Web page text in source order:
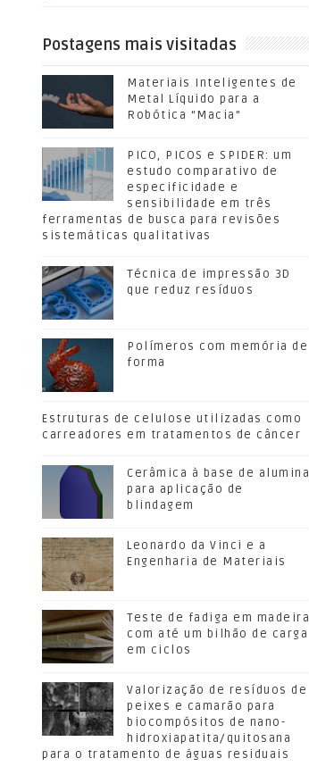
Postagens mais visitadas
Materiais Inteligentes de
Metal Líquido para a
Robótica “Macia”
PICO, PICOS e SPIDER: um
estudo comparativo de
especificidade e
sensibilidade em três
ferramentas de busca para revisões
sistemáticas qualitativas
Técnica de impressão 3D
que reduz resíduos
Polímeros com memória de
forma
Estruturas de celulose utilizadas como
carreadores em tratamentos de câncer
Cerâmica à base de alumina
para aplicação de
blindagem
Leonardo da Vinci e a
Engenharia de Materiais
Teste de fadiga em madeira
com até um bilhão de carga
em ciclos
Valorização de resíduos de
peixes e camarão para
biocompósitos de nano-
hidroxiapatita/quitosana
para o tratamento de águas residuais